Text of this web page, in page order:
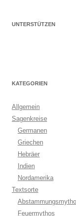
UNTERSTÜTZEN
KATEGORIEN
Allgemein
Sagenkreise
Germanen
Griechen
Hebräer
Indien
Nordamerika
Textsorte
Feuermythos